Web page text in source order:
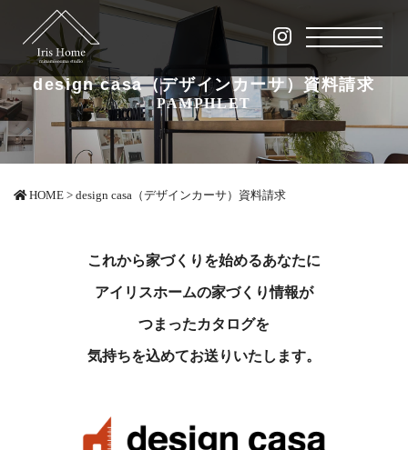
design casa（デザインカーサ）資料請求
PAMPHLET
HOME > design casa（デザインカーサ）資料請求
これから家づくりを始めるあなたに
アイリスホームの家づくり情報が
つまったカタログを
気持ちを込めてお送りいたします。